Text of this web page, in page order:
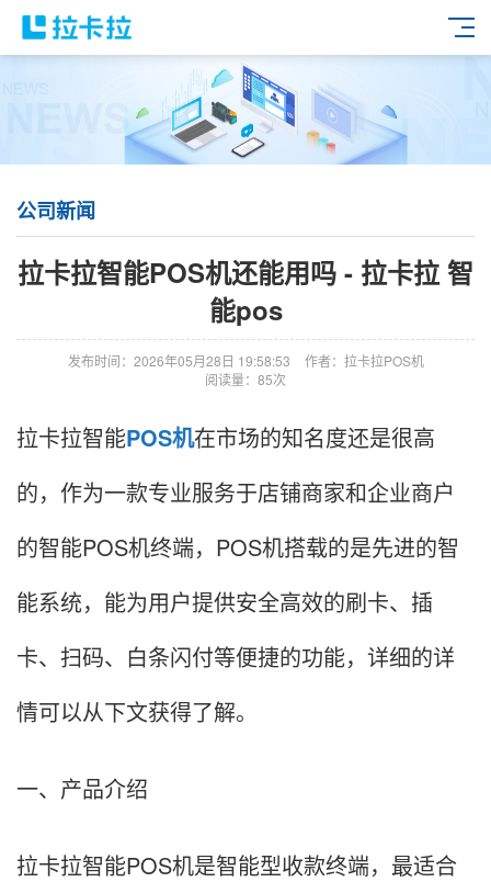
公司新闻
拉卡拉智能POS机还能用吗 - 拉卡拉 智
能pos
发布时间：2026年05月28日 19:58:53
作者：拉卡拉POS机
阅读量：85次
拉卡拉智能POS机在市场的知名度还是很高
的，作为一款专业服务于店铺商家和企业商户
的智能POS机终端，POS机搭载的是先进的智
能系统，能为用户提供安全高效的刷卡、插
卡、扫码、白条闪付等便捷的功能，详细的详
情可以从下文获得了解。
一、产品介绍
拉卡拉智能POS机是智能型收款终端，最适合